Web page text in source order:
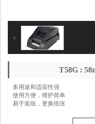
T58G :
多用途和适应性强
使用方便，维护简单
易于装纸，更换纸张